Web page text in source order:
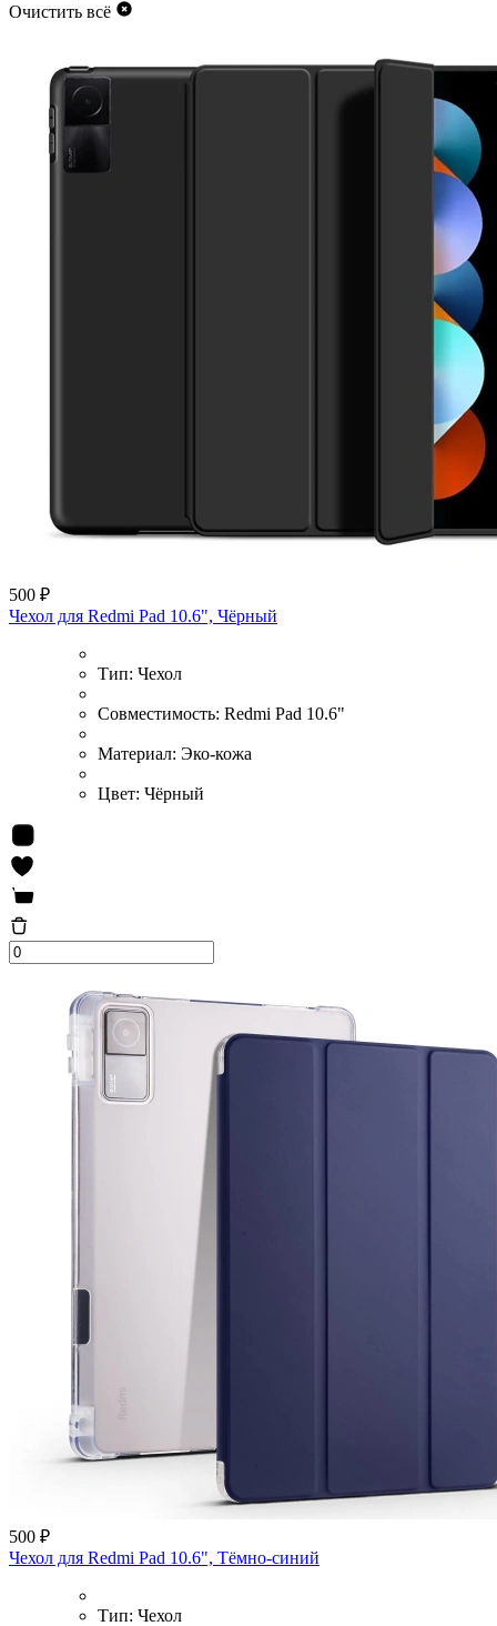
Очистить всё
500 ₽
Чехол для Redmi Pad 10.6", Чёрный
Тип: Чехол
Совместимость: Redmi Pad 10.6"
Материал: Эко-кожа
Цвет: Чёрный
500 ₽
Чехол для Redmi Pad 10.6", Тёмно-синий
Тип: Чехол